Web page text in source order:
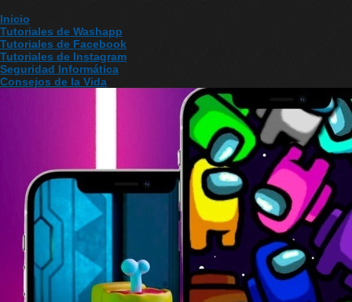
Inicio
Tutoriales de Washapp
Tutoriales de Facebook
Tutoriales de Instagram
Seguridad Informática
Consejos de la Vida